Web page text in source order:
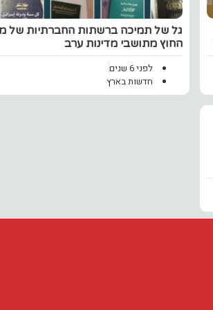
גל של תמיכה ברשתות החברתיות של
החוץ מתושבי מדינות ערב
לפני 6 שנים
חדשות בארץ